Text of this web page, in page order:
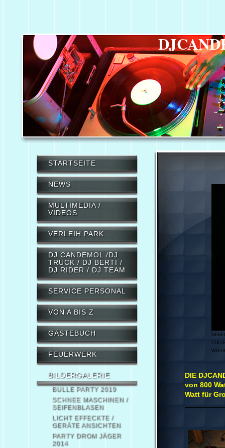
DIE
von 800
Watt für
STARTSEITE
NEWS
MULTIMEDIA /
VIDEOS
VERLEIH PARK
DJ CANDEMOL /DJ
TRUCK / DJ BERTI /
DJ RIDER / DJ TEAM
SERVICE PERSONAL
VON A BIS Z
GÄSTEBUCH
FEUERWERK
BILDERGALERIE
BULLE PARTY 2019
SCHNEE MASCHINEN /
SEIFENBLASEN
LICHT EFFECKTE /
GERÄTE ANSICHTEN
PARTY DROM JÄGER
2014